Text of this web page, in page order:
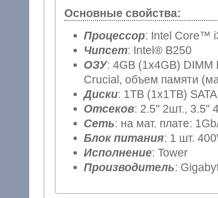
Основные свойства:
Процессор: Intel Core™
Чипсет: Intel® B250
ОЗУ: 4GB (1x4GB) DIMM DDR4 (частота шины 2400MHz)
Crucial, объем памяти
Диски: 1TB (1x1TB)
Отсеков: 2.5" 2шт., 3.5"
Сеть: на мат. плате:
Блок питания: 1 шт.
Исполнение: Tower
Производитель: